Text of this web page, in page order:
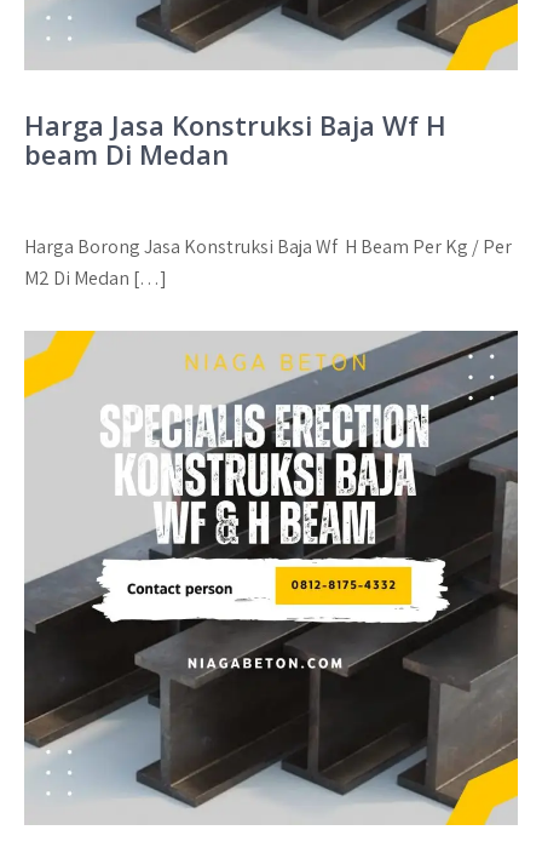
Harga Jasa Konstruksi Baja Wf H
beam Di Medan
Harga Borong Jasa Konstruksi Baja Wf H Beam Per Kg / Per
M2 Di Medan […]